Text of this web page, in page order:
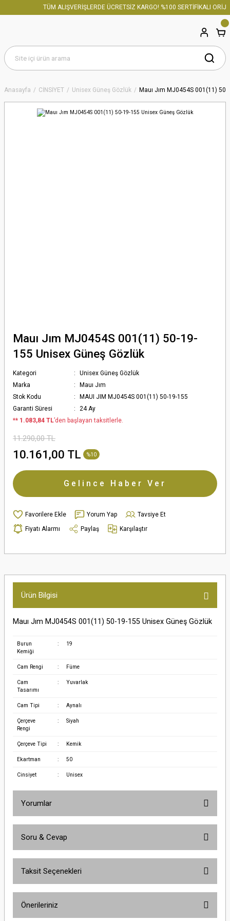
TÜM ALIŞVERİŞLERDE ÜCRETSİZ KARGO! %100 SERTİFİKALI
Anasayfa CİNSİYET Unisex Güneş Gözlük Mauı Jım MJ0454S 001(11)
Mauı Jım MJ0454S 001(11) 50-19-
155 Unisex Güneş Gözlük
Kategori
Unisex Güneş Gözlük
Marka
Mauı Jım
Stok Kodu
MAUI JIM MJ0454S 001(11) 50-19-155
Garanti Süresi
24 Ay
** 1.083,84 TL’den başlayan taksitlerle.
11.290,00 TL
10.161,00 TL %10
Gelince Haber Ver
Yorum Yap
Tavsiye Et
Fiyatı Alarmı
Paylaş Karşılaştır
Ürün Bilgisi
Mauı Jım MJ0454S 001(11) 50-19-155 Unisex Güneş Gözlük
Burun
Kemiği
: 19
Cam Rengi : Füme
Cam
Tasarımı
: Yuvarlak
Cam Tipi : Aynalı
Çerçeve
Rengi
: Siyah
Çerçeve Tipi : Kemik
Ekartman : 50
Cinsiyet : Unisex
Yorumlar
Soru & Cevap
Taksit Seçenekleri
Önerileriniz